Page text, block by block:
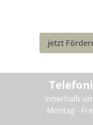
jetzt
Innerhalb
Montag -